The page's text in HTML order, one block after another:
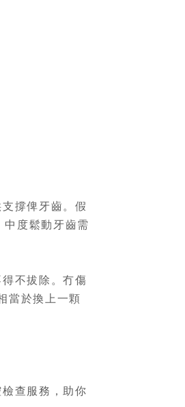
撐俾牙齒。假
度鬆動牙齒需
不拔除。冇傷
當於換上一顆
查服務，助你